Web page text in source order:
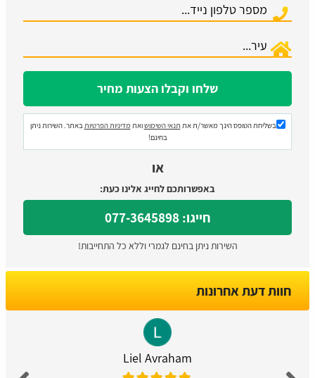
בשליחת הטופס הינך מאשר/ת את תנאי השימושואת מדיניות הפרטיותבאתר. השירות ניתן
בחינם!
או
באפשרותכם לחייג אלינו כעת:
חייגו: 077-3645898
השירות ניתן בחינם לגמרי וללא כל התחייבות!
חוות דעת אחרונות
Liel Avraham